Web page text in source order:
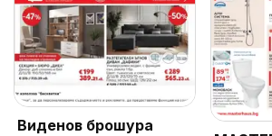
Виденов брошура